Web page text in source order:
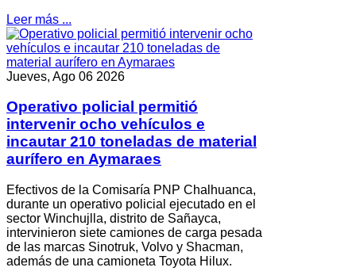
Leer más ...
Jueves, Ago 06 2026
Operativo policial permitió
intervenir ocho vehículos e
incautar 210 toneladas de material
aurífero en Aymaraes
Efectivos de la Comisaría PNP Chalhuanca,
durante un operativo policial ejecutado en el
sector Winchujlla, distrito de Sañayca,
intervinieron siete camiones de carga pesada
de las marcas Sinotruk, Volvo y Shacman,
además de una camioneta Toyota Hilux.